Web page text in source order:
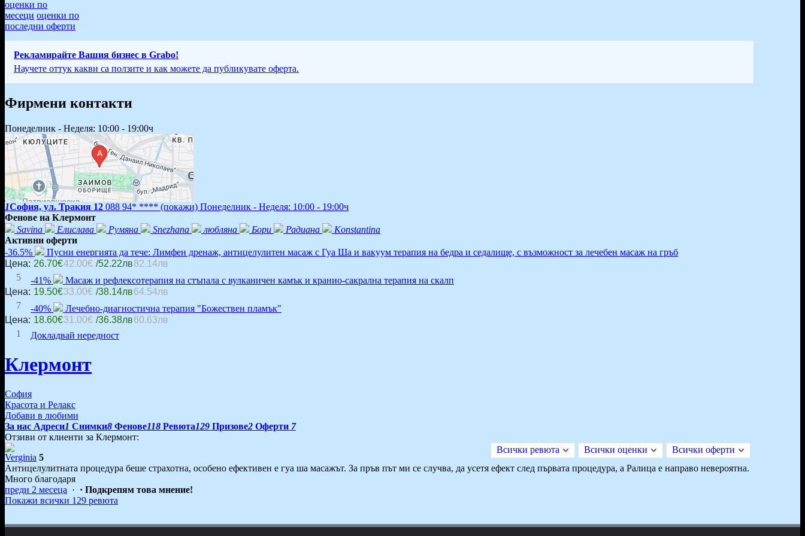
оценки по
месеци оценки по
последни оферти
Рекламирайте Вашия бизнес в Grabo!
Научете оттук какви са ползите и как можете да публикувате оферта.
Фирмени контакти
Понеделник - Неделя: 10:00 - 19:00ч
1София, ул. Тракия 12 088 94* **** (покажи) Понеделник - Неделя: 10:00 - 19:00ч
Фенове на Клермонт
Savina
Елислава Румяна Snezhana любляна Бори Радиана
Konstantina
Активни оферти
-36.5%
Пусни енергията да тече: Лимфен дренаж, антицелулитен масаж с Гуа Ша и вакуум терапия на бедра и седалище, с възможност за лечебен масаж на гръб
Цена: 26.70€42.00€ /52.22лв82.14лв
5
-41%
Масаж и рефлексотерапия на стъпала с вулканичен камък и кранио-сакрална терапия на скалп
Цена: 19.50€33.00€ /38.14лв64.54лв
7
-40%
Лечебно-диагностична терапия "Божествен пламък"
Цена: 18.60€31.00€ /36.38лв60.63лв
1
Докладвай нередност
Клермонт
София
Красота и Релакс
Добави в любими
За нас Адреси1 Снимки8 Фенове118 Ревюта129 Призове2 Оферти 7
Отзиви от клиенти за Клермонт:
Всички оферти
Всички оценки
Всички ревюта
Verginia 5
Антицелулитната процедура беше страхотна, особено ефективен е гуа ша масажът. За пръв път ми се случва, да усетя ефект след първата процедура, а Ралица е направо невероятна.
Много благодаря
преди 2 месеца · · Подкрепям това мнение!
Покажи всички 129 ревюта